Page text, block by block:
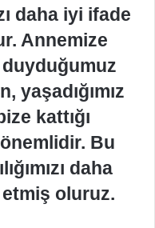
daha iyi ifade
Annemize
yaşadığımız
kattığı
Bu
daha
oluruz.